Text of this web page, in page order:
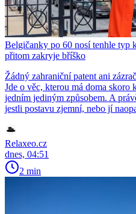
Belgičanky po 60 nosí tenhle typ
přitom zakryje bříško
Žádný zahraniční patent ani
Jde o věc, kterou má doma skoro
jedním jediným způsobem. A
jestli postavu zjemní, nebo jí
Relaxeo.cz
dnes, 04:51
2 min